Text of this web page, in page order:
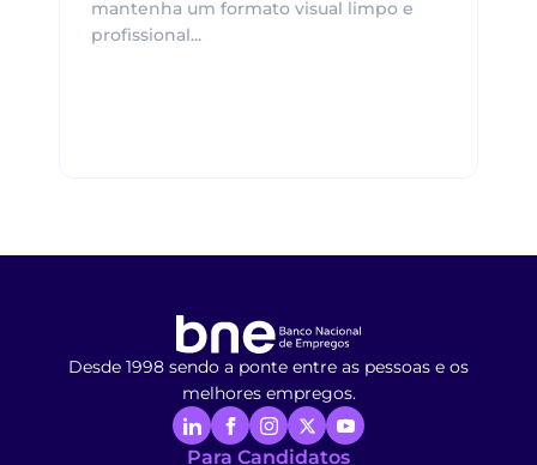
mantenha um formato visual limpo e
profissional...
Desde 1998 sendo a ponte entre as pessoas e os
melhores empregos.
Para Candidatos